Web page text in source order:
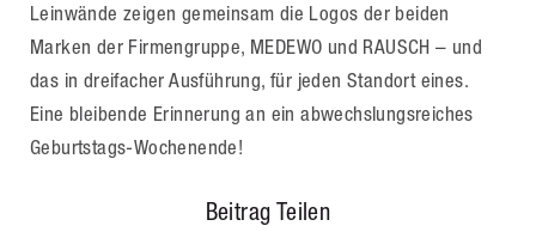
Leinwände zeigen gemeinsam die Logos der beiden
Marken der Firmengruppe, MEDEWO und RAUSCH – und
das in dreifacher Ausführung, für jeden Standort eines.
Eine bleibende Erinnerung an ein abwechslungsreiches
Geburtstags-Wochenende!
Beitrag Teilen